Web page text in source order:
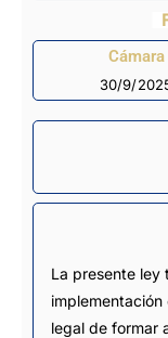
Cámara
30/9/
La presente ley
legal de formar